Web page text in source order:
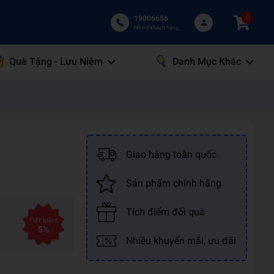
19006656
Hỗ trợ khách hàng
0
Quà Tặng - Lưu Niệm Danh Mục Khác
Tiết kiệm
5%
Giao hàng toàn quốc
Sản phẩm chính hãng
Tích điểm đổi quà
Nhiều khuyến mãi, ưu đãi